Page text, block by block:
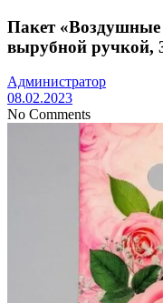
Пакет «Воздушные
вырубной ручкой,
Администратор
08.02.2023
No Comments